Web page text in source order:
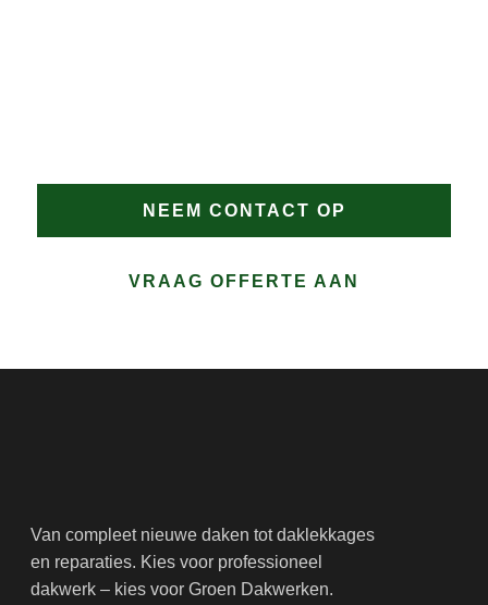
NEEM CONTACT OP
VRAAG OFFERTE AAN
Van compleet nieuwe daken tot daklekkages
en reparaties. Kies voor professioneel
dakwerk – kies voor Groen Dakwerken.